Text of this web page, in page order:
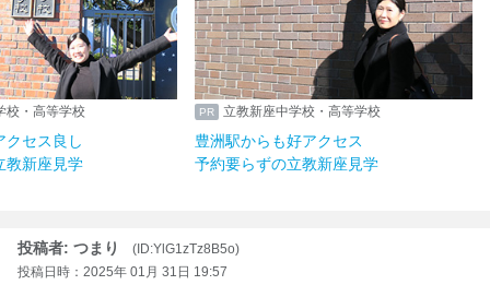
校・高等学校
クセス良し
教新座見学
立教新座中学校・高等学校
豊洲駅からも好アクセス
予約要らずの立教新座見学
投稿者: つまり
(ID:YlG1zTz8B5o)
投稿日時：2025年 01月 31日 19:57